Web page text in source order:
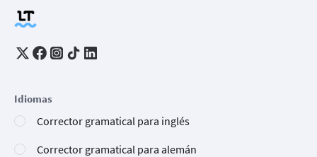
Idiomas
Corrector gramatical para inglés
Corrector gramatical para alemán